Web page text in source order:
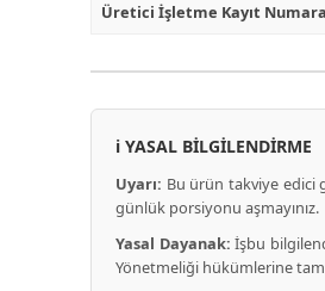
Üretici İşletme Kayıt
ℹ️ YASAL BİLGİLENDİRME
Uyarı: Bu ürün takviye edici
günlük porsiyonu aşmayınız.
Yasal Dayanak: İşbu
Yönetmeliği hükümlerine